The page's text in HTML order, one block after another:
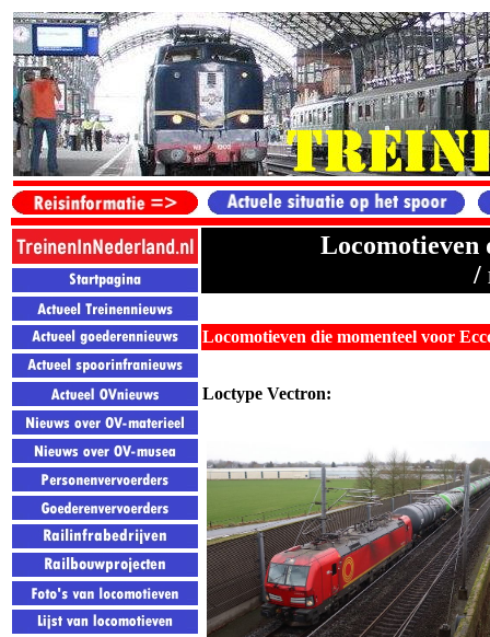
Locomotieven
/
Locomotieven die momenteel voor
Loctype Vectron: